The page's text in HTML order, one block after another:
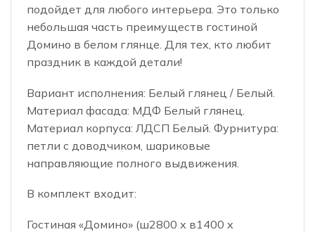
подойдет для любого интерьера. Это только
небольшая часть преимуществ гостиной
Домино в белом глянце. Для тех, кто любит
праздник в каждой детали!
Вариант исполнения: Белый глянец / Белый.
Материал фасада: МДФ Белый глянец.
Материал корпуса: ЛДСП Белый. Фурнитура:
петли с доводчиком, шариковые
направляющие полного выдвижения.
В комплект входит:
Гостиная «Домино» (ш2800 х в1400 х